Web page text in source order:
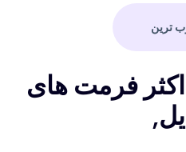
ترین
فرمت های